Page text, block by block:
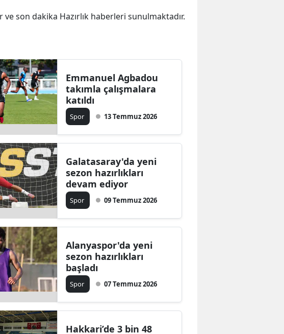
son dakika Hazırlık haberleri sunulmaktadır.
Emmanuel Agbadou
takımla çalışmalara
katıldı
Spor 13 Temmuz 2026
Galatasaray'da yeni
sezon hazırlıkları
devam ediyor
Spor 09 Temmuz 2026
Alanyaspor'da yeni
sezon hazırlıkları
başladı
Spor 07 Temmuz 2026
Hakkari’de 3 bin 48